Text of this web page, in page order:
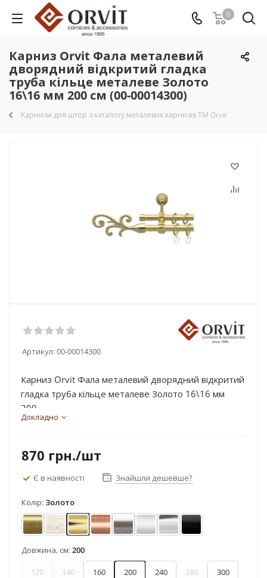
0
Карниз Orvit Фала металевий
дворядний відкритий гладка
труба кільце металеве Золото
16\16 мм 200 см (00-00014300)
Карнизи для штор з каталогу металевих карнизів TM Orvit
Артикул:00-00014300
Карниз Orvit Фала металевий дворядний відкритий
гладка труба кільце металеве Золото 16\16 мм
200...
Докладно
870 грн./шт
Є в наявності Знайшли дешевше?
Колір: Золото
АнтикБіле золото
ЗолотоМідьНержавіюча сталь
Сатин Хром Чорний оксамит
Довжина, см:200
120 140 160 200 240 280 300